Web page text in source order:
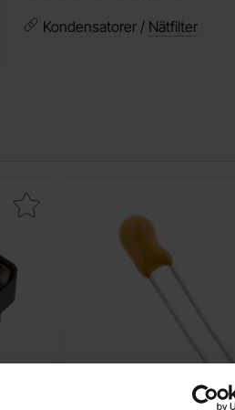
Kondensatorer / Nätfilter
8-pin som favoritMakera tantal